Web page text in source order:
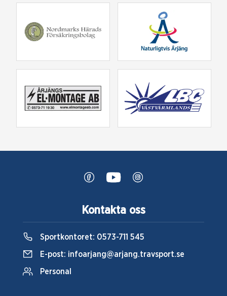
Kontakta oss
Sportkontoret: 0573-711 545
E-post: infoarjang@arjang.travsport.se
Personal